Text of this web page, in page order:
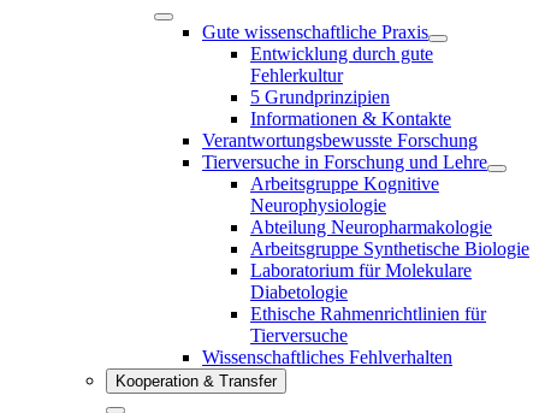
Gute wissenschaftliche Praxis
Entwicklung durch gute
Fehlerkultur
5 Grundprinzipien
Informationen & Kontakte
Verantwortungsbewusste Forschung
Tierversuche in Forschung und Lehre
Arbeitsgruppe Kognitive
Neurophysiologie
Abteilung Neuropharmakologie
Arbeitsgruppe Synthetische Biologie
Laboratorium für Molekulare
Diabetologie
Ethische Rahmenrichtlinien für
Tierversuche
Wissenschaftliches Fehlverhalten
Kooperation & Transfer